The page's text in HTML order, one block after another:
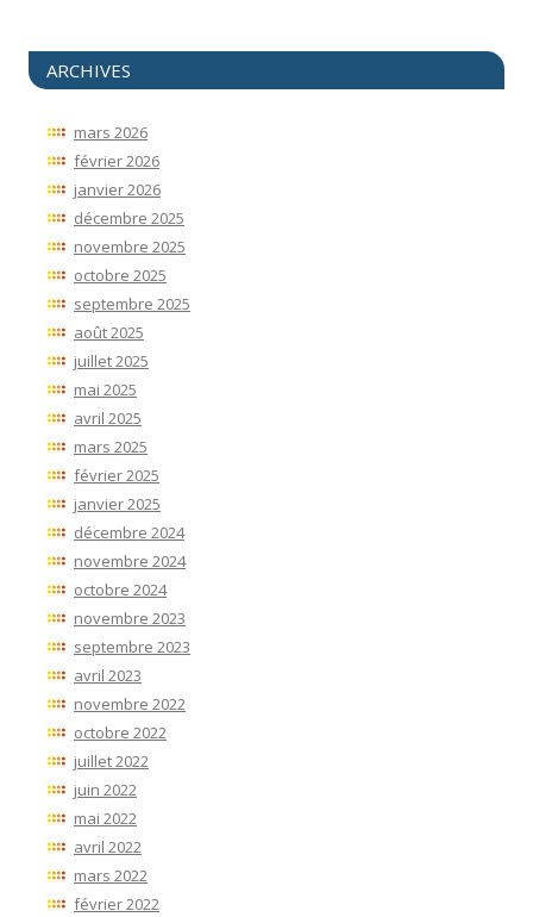
ARCHIVES
mars 2026
février 2026
janvier 2026
décembre 2025
novembre 2025
octobre 2025
septembre 2025
août 2025
juillet 2025
mai 2025
avril 2025
mars 2025
février 2025
janvier 2025
décembre 2024
novembre 2024
octobre 2024
novembre 2023
septembre 2023
avril 2023
novembre 2022
octobre 2022
juillet 2022
juin 2022
mai 2022
avril 2022
mars 2022
février 2022